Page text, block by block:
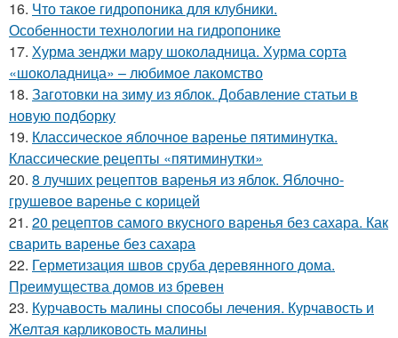
16. Что такое гидропоника для клубники.
Особенности технологии на гидропонике
17. Хурма зенджи мару шоколадница. Хурма сорта
«шоколадница» – любимое лакомство
18. Заготовки на зиму из яблок. Добавление статьи в
новую подборку
19. Классическое яблочное варенье пятиминутка.
Классические рецепты «пятиминутки»
20. 8 лучших рецептов варенья из яблок. Яблочно-
грушевое варенье с корицей
21. 20 рецептов самого вкусного варенья без сахара. Как
сварить варенье без сахара
22. Герметизация швов сруба деревянного дома.
Преимущества домов из бревен
23. Курчавость малины способы лечения. Курчавость и
Желтая карликовость малины